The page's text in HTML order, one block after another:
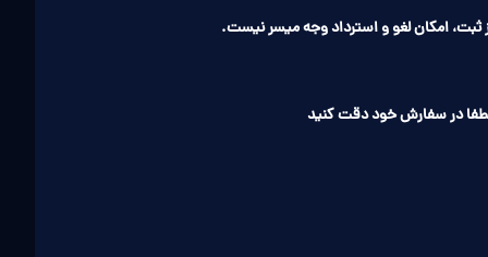
امکان لغو و استرداد وجه میسر نیست.
در سفارش خود دقت کنید